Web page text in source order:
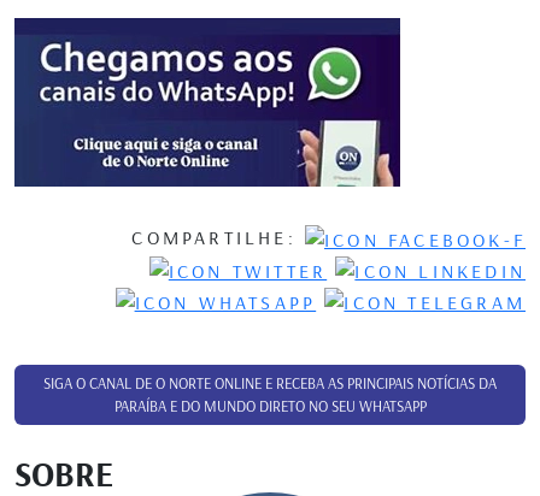
COMPARTILHE:
SIGA O CANAL DE O NORTE ONLINE E RECEBA AS PRINCIPAIS NOTÍCIAS DA
PARAÍBA E DO MUNDO DIRETO NO SEU WHATSAPP
SOBRE